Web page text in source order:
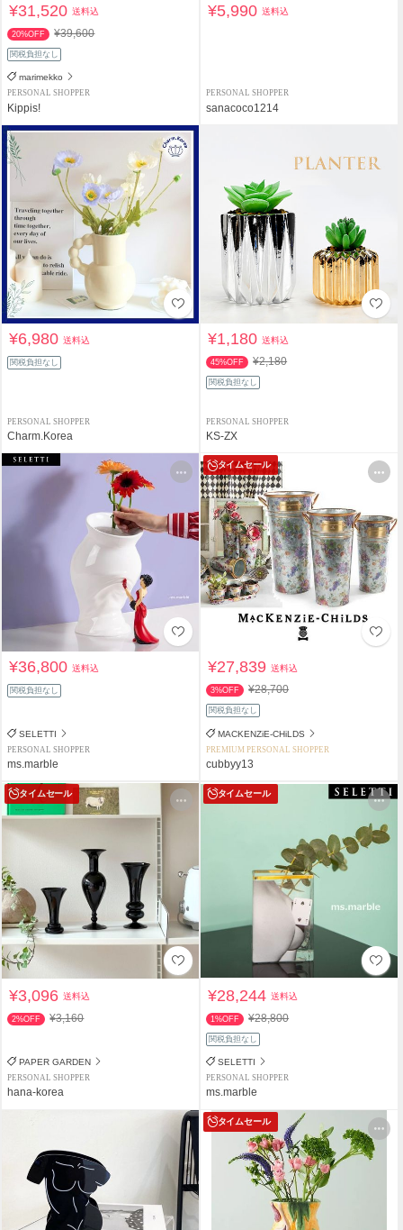
¥31,520送料込
20%OFF ¥39,600
関税負担なし
marimekko
PERSONAL SHOPPER
Kippis!
¥5,990送料込
PERSONAL SHOPPER
sanacoco1214
¥6,980送料込
関税負担なし
PERSONAL SHOPPER
Charm.Korea
¥1,180送料込
45%OFF ¥2,180
関税負担なし
PERSONAL SHOPPER
KS-ZX
¥36,800送料込
関税負担なし
SELETTI
PERSONAL SHOPPER
ms.marble
タイムセール
¥27,839送料込
3%OFF ¥28,700
関税負担なし
MACKENZiE-CHiLDS
PREMIUM PERSONAL SHOPPER
cubbyy13
タイムセール
¥3,096送料込
2%OFF ¥3,160
PAPER GARDEN
PERSONAL SHOPPER
hana-korea
タイムセール
¥28,244送料込
1%OFF ¥28,800
関税負担なし
SELETTI
PERSONAL SHOPPER
ms.marble
タイムセール